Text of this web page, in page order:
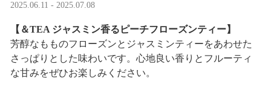
2025.06.11 - 2025.07.08
【＆TEA ジャスミン香るピーチフローズンティー】
芳醇なもものフローズンとジャスミンティーをあわせた
さっぱりとした味わいです。心地良い香りとフルーティ
な甘みをぜひお楽しみください。